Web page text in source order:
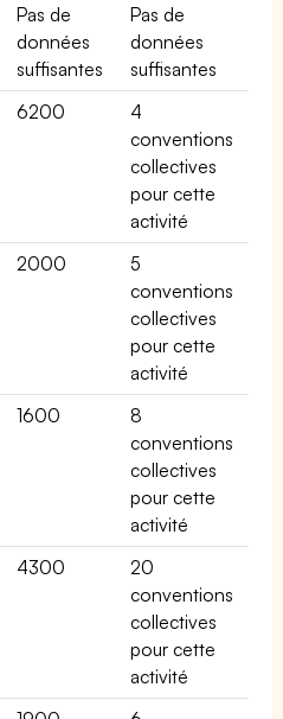
Pas de
données
suffisantes
Pas de
données
suffisantes
6200
4
conventions
collectives
pour cette
activité
2000
5
conventions
collectives
pour cette
activité
1600
8
conventions
collectives
pour cette
activité
4300
20
conventions
collectives
pour cette
activité